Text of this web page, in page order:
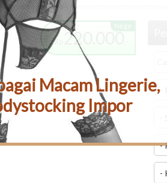
Macam Lingerie,
Impor
Nego
Rp 220.000